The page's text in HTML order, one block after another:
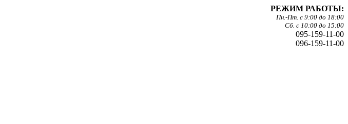
РЕЖИМ РАБОТЫ:
Пн.-Пт. с 9:00 до 18:00
Сб. с 10:00 до 15:00
095-159-11-00
096-159-11-00